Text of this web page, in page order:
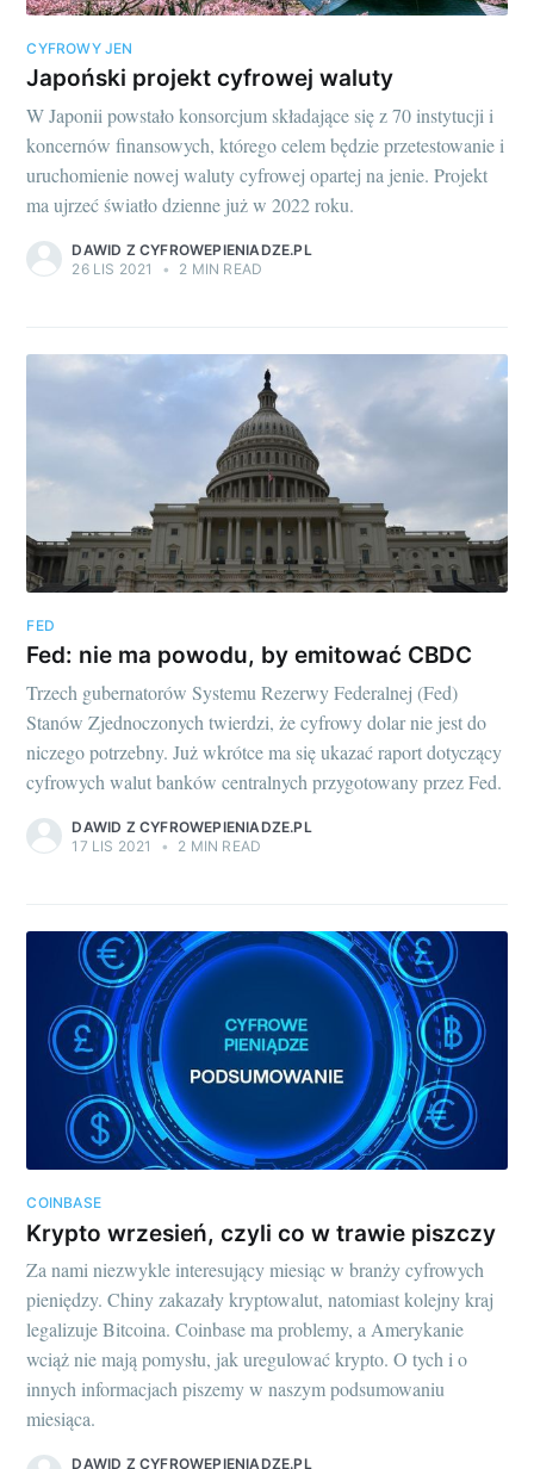
CYFROWY JEN
Japoński projekt cyfrowej waluty
W Japonii powstało konsorcjum składające się z 70 instytucji i
koncernów finansowych, którego celem będzie przetestowanie i
uruchomienie nowej waluty cyfrowej opartej na jenie. Projekt
ma ujrzeć światło dzienne już w 2022 roku.
DAWID Z CYFROWEPIENIADZE.PL
26 LIS 2021
• 2 MIN READ
FED
Fed: nie ma powodu, by emitować CBDC
Trzech gubernatorów Systemu Rezerwy Federalnej (Fed)
Stanów Zjednoczonych twierdzi, że cyfrowy dolar nie jest do
niczego potrzebny. Już wkrótce ma się ukazać raport dotyczący
cyfrowych walut banków centralnych przygotowany przez Fed.
DAWID Z CYFROWEPIENIADZE.PL
17 LIS 2021
• 2 MIN READ
COINBASE
Krypto wrzesień, czyli co w trawie piszczy
Za nami niezwykle interesujący miesiąc w branży cyfrowych
pieniędzy. Chiny zakazały kryptowalut, natomiast kolejny kraj
legalizuje Bitcoina. Coinbase ma problemy, a Amerykanie
wciąż nie mają pomysłu, jak uregulować krypto. O tych i o
innych informacjach piszemy w naszym podsumowaniu
miesiąca.
DAWID Z CYFROWEPIENIADZE.PL